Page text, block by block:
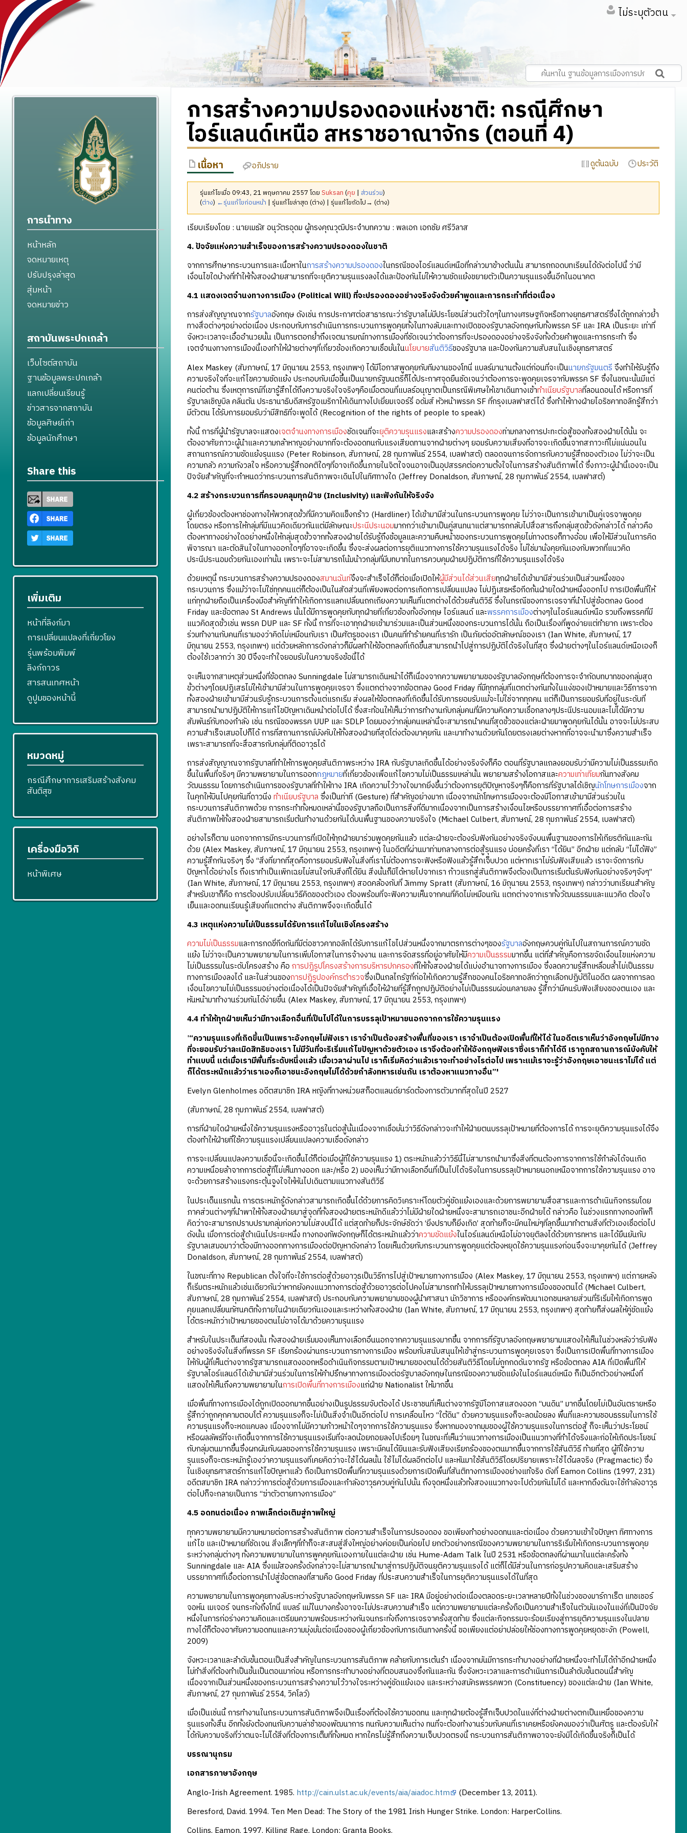
ไม่ระบุตัวตน
การสร้างความปรองดองแห่งชาติ: กรณีศึกษา
ไอร์แลนด์เหนือ สหราชอาณาจักร (ตอนที่ 4)
เนื้อหา อภิปราย ดูต้นฉบับ ประวัติ
รุ่นแก้ไขเมื่อ 09:43, 21 พฤษภาคม 2557 โดยSuksan (คุย | ส่วนร่วม)
(ต่าง) ←รุ่นแก้ไขก่อนหน้า | รุ่นแก้ไขล่าสุด (ต่าง) | รุ่นแก้ไขถัดไป→ (ต่าง)
เรียบเรียงโดย : นายเมธัส อนุวัตรอุดม ผู้ทรงคุณวุฒิประจำบทความ : พลเอก เอกชัย ศรีวิลาส
4. ปัจจัยแห่งความสำเร็จของการสร้างความปรองดองในชาติ
จากการศึกษากระบวนการและเนื้อหาในการสร้างความปรองดองในกรณีของไอร์แลนด์เหนือที่กล่าวมาข้างต้นนั้น สามารถถอดบทเรียนได้ดังต่อไปนี้ ว่ามี
เงื่อนไขใดบ้างที่ทำให้ทั้งสองฝ่ายสามารถที่จะยุติความรุนแรงลงได้และป้องกันไม่ให้ความขัดแย้งขยายตัวเป็นความรุนแรงขึ้นอีกในอนาคต
4.1 แสดงเจตจำนงทางการเมือง (Political Will) ที่จะปรองดองอย่างจริงจังด้วยคำพูดและการกระทำที่ต่อเนื่อง
การส่งสัญญาณจากรัฐบาลอังกฤษ ดังเช่น การประกาศต่อสาธารณะว่ารัฐบาลไม่มีประโยชน์ส่วนตัวใดๆในทางเศรษฐกิจหรือทางยุทธศาสตร์ซึ่งได้ถูกกล่าวย้ำ
ทางสื่อต่างๆอย่างต่อเนื่อง ประกอบกับการดำเนินการกระบวนการพูดคุยทั้งในทางลับและทางเปิดของรัฐบาลอังกฤษกับทั้งพรรค SF และ IRA เป็นระยะ เท่าที่
จังหวะเวลาจะเอื้ออำนวยนั้น เป็นการตอกย้ำถึงเจตนารมณ์ทางการเมืองที่ชัดเจนว่าต้องการที่จะปรองดองอย่างจริงจังทั้งด้วยคำพูดและการกระทำ ซึ่ง
เจตจำนงทางการเมืองนี้เองทำให้ฝ่ายต่างๆที่เกี่ยวข้องเกิดความเชื่อมั่นในนโยบายสันติวิธีของรัฐบาล และป้องกันความสับสนในเชิงยุทธศาสตร์
Alex Maskey (สัมภาษณ์, 17 มิถุนายน 2553, กรุงเทพฯ) ได้มีโอกาสพูดคุยกับทีมงานของโทนี่ แบลร์มานานตั้งแต่ก่อนที่จะเป็นนายกรัฐมนตรี จึงทำให้รับรู้ถึง
ความจริงใจที่จะแก้ไขความขัดแย้ง ประกอบกับเมื่อขึ้นเป็นนายกรัฐมนตรีก็ได้ประกาศจุดยืนชัดเจนว่าต้องการจะพูดคุยเจรจากับพรรค SF ซึ่งในขณะนั้นมีแต่
คนต่อต้าน ซึ่งเหตุการณ์ที่เขารู้สึกได้ถึงความจริงใจจริงๆคือเมื่อตอนที่แบลร์อนุญาตเป็นกรณีพิเศษให้เขาเดินทางเข้าทำเนียบรัฐบาลที่ลอนดอนได้ หรือการที่
รัฐบาลเชิญบิล คลินตัน ประธานาธิบดีสหรัฐอเมริกาให้เดินทางไปเยี่ยมเจอร์รี่ อดัมส์ หัวหน้าพรรค SF ที่กรุงเบลฟาสต์ได้ ซึ่งทำให้ทางฝ่ายไอริชคาทอลิกรู้สึกว่า
มีตัวตน ได้รับการยอมรับว่ามีสิทธิที่จะพูดได้ (Recognition of the rights of people to speak)
ทั้งนี้ การที่ผู้นำรัฐบาลจะแสดงเจตจำนงทางการเมืองชัดเจนที่จะยุติความรุนแรงและสร้างความปรองดองท่ามกลางการปะทะต่อสู้ของทั้งสองฝ่ายได้นั้น จะ
ต้องอาศัยภาวะผู้นำและความกล้าหาญอย่างมากที่จะต้องอดทนกับแรงเสียดทานจากฝ่ายต่างๆ ยอมรับความเสี่ยงที่อาจจะเกิดขึ้นจากสภาวะที่ไม่แน่นอนใน
สถานการณ์ความขัดแย้งรุนแรง (Peter Robinson, สัมภาษณ์, 28 กุมภาพันธ์ 2554, เบลฟาสต์) ตลอดจนการจัดการกับความรู้สึกของตัวเอง ไม่ว่าจะเป็น
ความกลัว ความกังวลใจ หรือความรู้สึกอคติใดๆที่อาจเกิดขึ้นภายในจิตใจจนอาจเป็นอุปสรรคต่อความตั้งใจในการสร้างสันติภาพได้ ซึ่งภาวะผู้นำนี้เองจะเป็น
ปัจจัยสำคัญที่จะกำหนดว่ากระบวนการสันติภาพจะเดินไปในทิศทางใด (Jeffrey Donaldson, สัมภาษณ์, 28 กุมภาพันธ์ 2554, เบลฟาสต์)
4.2 สร้างกระบวนการที่ครอบคลุมทุกฝ่าย (Inclusivity) และฟังกันให้จริงจัง
ผู้เกี่ยวข้องต้องหาช่องทางให้พวกสุดขั้วที่มีความคิดแข็งกร้าว (Hardliner) ได้เข้ามามีส่วนในกระบวนการพูดคุย ไม่ว่าจะเป็นการเข้ามาเป็นคู่เจรจาพูดคุย
โดยตรง หรือการให้กลุ่มที่มีแนวคิดเดียวกันแต่มีลักษณะประนีประนอมมากกว่าเข้ามาเป็นคู่สนทนาแต่สามารถกลับไปสื่อสารถึงกลุ่มสุดขั้วดังกล่าวได้ กล่าวคือ
ต้องหาทางอย่างใดอย่างหนึ่งให้กลุ่มสุดขั้วจากทั้งสองฝ่ายได้รับรู้ถึงข้อมูลและความคืบหน้าของกระบวนการพูดคุยไม่ทางตรงก็ทางอ้อม เพื่อให้มีส่วนในการคิด
พิจารณา และตัดสินใจในทางออกใดๆที่อาจจะเกิดขึ้น ซึ่งจะส่งผลต่อการยุติแนวทางการใช้ความรุนแรงได้จริง ไม่ใช่มานั่งคุยกันเองกับพวกที่แนวคิด
ประนีประนอมด้วยกันเองเท่านั้น เพราะจะไม่สามารถโน้มน้าวกลุ่มที่มีบทบาทในการควบคุมฝ่ายปฏิบัติการที่ใช้ความรุนแรงได้จริง
ด้วยเหตุนี้ กระบวนการสร้างความปรองดองสมานฉันท์จึงจะสำเร็จได้ก็ต่อเมื่อเปิดให้ผู้มีส่วนได้ส่วนเสียทุกฝ่ายได้เข้ามามีส่วนร่วมเป็นส่วนหนึ่งของ
กระบวนการ ซึ่งแม้ว่าจะไม่ใช่ทุกคนแต่ก็ต้องเป็นในสัดส่วนที่เพียงพอต่อการเกิดการเปลี่ยนแปลง ไม่ปฏิเสธหรือกีดกั้นฝ่ายใดฝ่ายหนึ่งออกไป การเปิดพื้นที่ให้
แก่ทุกฝ่ายถือเป็นเครื่องมือสำคัญที่ทำให้เกิดการแลกเปลี่ยนถกเถียงความเห็นที่แตกต่างได้ด้วยสันติวิธี ซึ่งในกรณีของการเจรจาที่นำไปสู่ข้อตกลง Good
Friday และข้อตกลง St Andrews นั้นได้มีการพูดคุยกับทุกฝ่ายที่เกี่ยวข้องทั้งอังกฤษ ไอร์แลนด์ และพรรคการเมืองต่างๆในไอร์แลนด์เหนือ รวมถึงพรรคที่มี
แนวคิดสุดขั้วเช่น พรรค DUP และ SF ทั้งนี้ การที่จะเอาทุกฝ่ายเข้ามาร่วมและเป็นส่วนหนึ่งของกระบวนการได้นั้น ถือเป็นเรื่องที่พูดง่ายแต่ทำยาก เพราะต้อง
ร่วมทำงานกับคนที่เรามองว่าคิดไม่เหมือนกับเรา เป็นศัตรูของเรา เป็นคนที่ทำร้ายคนที่เรารัก เป็นภัยต่ออัตลักษณ์ของเรา (Ian White, สัมภาษณ์, 17
มิถุนายน 2553, กรุงเทพฯ) แต่ด้วยหลักการดังกล่าวก็มีผลทำให้ข้อตกลงที่เกิดขึ้นสามารถนำไปสู่การปฏิบัติได้จริงในที่สุด ซึ่งฝ่ายต่างๆในไอร์แลนด์เหนือเองก็
ต้องใช้เวลากว่า 30 ปีจึงจะทำใจยอมรับในความจริงข้อนี้ได้
จะเห็นจากสาเหตุส่วนหนึ่งที่ข้อตกลง Sunningdale ไม่สามารถเดินหน้าได้ก็เนื่องจากความพยายามของรัฐบาลอังกฤษที่ต้องการจะจำกัดบทบาทของกลุ่มสุด
ขั้วต่างๆโดยปฏิเสธไม่ให้เข้ามามีส่วนในการพูดคุยเจรจา ซึ่งแตกต่างจากข้อตกลง Good Friday ที่มีทุกกลุ่มที่แตกต่างกันทั้งในแง่ของเป้าหมายและวิธีการจาก
ทั้งสองฝ่ายเข้ามามีส่วนรับรู้กระบวนการตั้งแต่แรกเริ่ม ส่งผลให้ข้อตกลงที่เกิดขึ้นได้รับการยอมรับแม้จะไม่ใช่จากทุกคน แต่ก็เป็นการยอมรับที่อยู่ในระดับที่
สามารถนำมาปฏิบัติให้การแก้ไขปัญหาเดินหน้าต่อไปได้ ซึ่งสะท้อนให้เห็นว่าการทำงานกับกลุ่มคนที่มีความคิดความเชื่อกลางๆประนีประนอมและไม่ได้มีความ
สัมพันธ์กับกองกำลัง เช่น กรณีของพรรค UUP และ SDLP โดยมองว่ากลุ่มคนเหล่านี้จะสามารถนำคนที่สุดขั้วของแต่ละฝ่ายมาพูดคุยกันได้นั้น อาจจะไม่ประสบ
ความสำเร็จเสมอไปก็ได้ การที่สถานการณ์บังคับให้ทั้งสองฝ่ายที่สุดโต่งต้องมาคุยกัน และมาทำงานด้วยกันโดยตรงเลยต่างหากที่อาจจะนำมาซึ่งความสำเร็จ
เพราะสามารถที่จะสื่อสารกับกลุ่มที่ติดอาวุธได้
การส่งสัญญาณจากรัฐบาลที่ทำให้การพูดคุยสันติภาพระหว่าง IRA กับรัฐบาลเกิดขึ้นได้อย่างจริงจังก็คือ ตอนที่รัฐบาลแถลงยอมรับว่ามีความไม่เป็นธรรมเกิด
ขึ้นในพื้นที่จริงๆ มีความพยายามในการออกกฎหมายที่เกี่ยวข้องเพื่อแก้ไขความไม่เป็นธรรมเหล่านั้น พยายามสร้างโอกาสและความเท่าเทียมกันทางสังคม
วัฒนธรรม โดยการดำเนินการของรัฐบาลที่ทำให้ทาง IRA เกิดความไว้วางใจมากยิ่งขึ้นว่าต้องการยุติปัญหาจริงๆก็คือการที่รัฐบาลได้เชิญนักโทษการเมืองจาก
ในคุกให้บินไปคุยกันที่ดาวนิ่ง ทำเนียบรัฐบาล ซึ่งเป็นท่าที (Gesture) ที่สำคัญอย่างมาก เนื่องจากนักโทษการเมืองจะต้องมีโอกาสเข้ามามีส่วนร่วมใน
กระบวนการสันติภาพด้วย การกระทำทั้งหมดเหล่านี้ของรัฐบาลถือเป็นการสิ่งที่ดีมากเนื่องจากเป็นการสร้างเงื่อนไขหรือบรรยากาศที่เอื้อต่อการสร้าง
สันติภาพให้ทั้งสองฝ่ายสามารถเริ่มต้นทำงานด้วยกันได้บนพื้นฐานของความจริงใจ (Michael Culbert, สัมภาษณ์, 28 กุมภาพันธ์ 2554, เบลฟาสต์)
อย่างไรก็ตาม นอกจากการมีกระบวนการที่เปิดให้ทุกฝ่ายมาร่วมพูดคุยกันแล้ว แต่ละฝ่ายจะต้องรับฟังกันอย่างจริงจังบนพื้นฐานของการให้เกียรติกันและกัน
ด้วย (Alex Maskey, สัมภาษณ์, 17 มิถุนายน 2553, กรุงเทพฯ) ในอดีตที่ผ่านมาท่ามกลางการต่อสู้รุนแรง บ่อยครั้งที่เรา “ได้ยิน” อีกฝ่าย แต่กลับ “ไม่ได้ฟัง”
ความรู้สึกกันจริงๆ ซึ่ง “สิ่งที่ยากที่สุดคือการยอมรับฟังในสิ่งที่เราไม่ต้องการจะฟังหรือฟังแล้วรู้สึกเจ็บปวด แต่หากเราไม่รับฟังเสียแล้ว เราจะจัดการกับ
ปัญหาได้อย่างไร ถึงเราทำเป็นเพิกเฉยไม่สนใจกับสิ่งที่ได้ยิน สิ่งนั้นก็มิได้หายไปจากเรา ก้าวแรกสู่สันติภาพจึงต้องเป็นการเริ่มต้นรับฟังกันอย่างจริงๆจังๆ”
(Ian White, สัมภาษณ์, 17 มิถุนายน 2553, กรุงเทพฯ) สอดคล้องกับที่ Jimmy Spratt (สัมภาษณ์, 16 มิถุนายน 2553, กรุงเทพฯ) กล่าวว่าบทเรียนสำคัญ
สำหรับเขาก็คือ การต้องปรับเปลี่ยนวิธีคิดของตัวเอง ต้องพร้อมที่จะฟังความเห็นจากคนที่คิดไม่เหมือนกัน แตกต่างจากเราทั้งวัฒนธรรมและแนวคิด ต้องใจ
เย็นและอดทนเรียนรู้เสียงที่แตกต่าง สันติภาพจึงจะเกิดขึ้นได้
4.3 เหตุแห่งความไม่เป็นธรรมได้รับการแก้ไขในเชิงโครงสร้าง
ความไม่เป็นธรรมและการกดขี่กีดกันที่มีต่อชาวคาทอลิกได้รับการแก้ไขไปส่วนหนึ่งจากมาตรการต่างๆของรัฐบาลอังกฤษควบคู่กันไปในสถานการณ์ความขัด
แย้ง ไม่ว่าจะเป็นความพยายามในการเพิ่มโอกาสในการจ้างงาน และการจัดสรรที่อยู่อาศัยให้มีความเป็นธรรมมากขึ้น แต่ที่สำคัญคือการขจัดเงื่อนไขแห่งความ
ไม่เป็นธรรมในระดับโครงสร้าง คือ การปฏิรูปโครงสร้างการบริหารปกครองที่ให้ทั้งสองฝ่ายได้แบ่งอำนาจทางการเมือง ซึ่งลดความรู้สึกเหลื่อมล้ำไม่เป็นธรรม
ทางการเมืองลงได้ และในส่วนของการปฏิรูปองค์กรตำรวจซึ่งเป็นกลไกรัฐที่ก่อให้เกิดความรู้สึกของคนไอริชคาทอลิกว่าถูกเลือกปฏิบัติในอดีต ผลจากการลด
เงื่อนไขความไม่เป็นธรรมอย่างต่อเนื่องได้เป็นปัจจัยสำคัญที่เอื้อให้ฝ่ายที่รู้สึกถูกปฏิบัติอย่างไม่เป็นธรรมผ่อนคลายลง รู้สึกว่ามีคนรับฟังเสียงของตนเอง และ
หันหน้ามาทำงานร่วมกันได้ง่ายขึ้น (Alex Maskey, สัมภาษณ์, 17 มิถุนายน 2553, กรุงเทพฯ)
4.4 ทำให้ทุกฝ่ายเห็นว่ามีทางเลือกอื่นที่เป็นไปได้ในการบรรลุเป้าหมายนอกจากการใช้ความรุนแรง
'“ความรุนแรงที่เกิดขึ้นเป็นเพราะอังกฤษไม่ฟังเรา เราจำเป็นต้องสร้างพื้นที่ของเรา เราจำเป็นต้องเปิดพื้นที่ให้ได้ ในอดีตเราเห็นว่าอังกฤษไม่มีทาง
ที่จะยอมรับว่าละเมิดสิทธิของเรา ไม่มีวันที่จะริเริ่มแก้ไขปัญหาด้วยตัวเอง เราจึงต้องทำให้อังกฤษฟังเราซึ่งเราก็ทำได้ดี เราถูกสถานการณ์บังคับให้
ทำแบบนี้ แต่เมื่อเรามีพื้นที่ระดับหนึ่งแล้ว เมื่อเวลาผ่านไป เราก็เริ่มคิดว่าแล้วเราจะทำอย่างไรต่อไป เพราะแม้เราจะรู้ว่าอังกฤษเอาชนะเราไม่ได้ แต่
ก็ได้ตระหนักแล้วว่าเราเองก็เอาชนะอังกฤษไม่ได้ด้วยกำลังทหารเช่นกัน เราต้องหาแนวทางอื่น”'
Evelyn Glenholmes อดีตสมาชิก IRA หญิงที่ทางหน่วยสก็อตแลนด์ยาร์ดต้องการตัวมากที่สุดในปี 2527
(สัมภาษณ์, 28 กุมภาพันธ์ 2554, เบลฟาสต์)
การที่ฝ่ายใดฝ่ายหนึ่งใช้ความรุนแรงหรืออาวุธในต่อสู้นั้นเนื่องจากเชื่อมั่นว่าวิธีดังกล่าวจะทำให้ฝ่ายตนบรรลุเป้าหมายที่ต้องการได้ การจะยุติความรุนแรงได้จึง
ต้องทำให้ฝ่ายที่ใช้ความรุนแรงเปลี่ยนแปลงความเชื่อดังกล่าว
การจะเปลี่ยนแปลงความเชื่อนี้จะเกิดขึ้นได้ก็ต่อเมื่อผู้ที่ใช้ความรุนแรง 1) ตระหนักแล้วว่าวิธีนี้ไม่สามารถนำมาซึ่งสิ่งที่ตนต้องการจากการใช้กำลังได้จนเกิด
ความเหนื่อยล้าจากการต่อสู้ที่ไม่เห็นทางออก และ/หรือ 2) มองเห็นว่ามีทางเลือกอื่นที่เป็นไปได้จริงในการบรรลุเป้าหมายนอกเหนือจากการใช้ความรุนแรง อาจ
จะด้วยการสร้างแรงกระตุ้นจูงใจให้หันไปเดินตามแนวทางสันติวิธี
ในประเด็นแรกนั้น การตระหนักรู้ดังกล่าวสามารถเกิดขึ้นได้ด้วยการคิดวิเคราะห์โดยตัวคู่ขัดแย้งเองและด้วยการพยายามสื่อสารและการดำเนินกิจกรรมโดย
ภาคส่วนต่างๆที่นำพาให้ทั้งสองฝ่ายมาสู่จุดที่ทั้งสองฝ่ายตระหนักดีแล้วว่าไม่มีฝ่ายใดฝ่ายหนึ่งจะสามารถเอาชนะอีกฝ่ายได้ กล่าวคือ ในช่วงแรกทางกองทัพก็
คิดว่าจะสามารถปราบปรามกลุ่มก่อความไม่สงบนี้ได้ แต่สุดท้ายก็ประจักษ์ชัดว่า ‘ยิ่งปราบก็ยิ่งเกิด’ สุดท้ายก็จะมีคนใหม่ๆที่ลุกขึ้นมาทำตามสิ่งที่ตัวเองเชื่อต่อไป
ดังนั้น เมื่อการต่อสู้ดำเนินไประยะหนึ่ง ทางกองทัพอังกฤษก็ได้ตระหนักแล้วว่าความขัดแย้งในไอร์แลนด์เหนือไม่อาจยุติลงได้ด้วยการทหาร และได้ยืนยันกับ
รัฐบาลเสมอมาว่าต้องมีทางออกทางการเมืองต่อปัญหาดังกล่าว โดยเห็นด้วยกับกระบวนการพูดคุยแต่ต้องหยุดใช้ความรุนแรงก่อนจึงจะมาคุยกันได้ (Jeffrey
Donaldson, สัมภาษณ์, 28 กุมภาพันธ์ 2554, เบลฟาสต์)
ในขณะที่ทาง Republican ตั้งใจที่จะใช้การต่อสู้ด้วยอาวุธเป็นวิธีการไปสู่เป้าหมายทางการเมือง (Alex Maskey, 17 มิถุนายน 2553, กรุงเทพฯ) แต่ภายหลัง
ก็เริ่มตระหนักแล้วเช่นเดียวกันว่าหากยังคงแนวทางการต่อสู้ด้วยอาวุธต่อไปคงไม่สามารถทำให้บรรลุเป้าหมายทางการเมืองของตนได้ (Michael Culbert,
สัมภาษณ์, 28 กุมภาพันธ์ 2554, เบลฟาสต์) ประกอบกับความพยายามของผู้นำศาสนา นักวิชาการ หรือองค์กรพัฒนาเอกชนหลายส่วนที่ริเริ่มให้เกิดการพูด
คุยแลกเปลี่ยนทัศนคติทั้งภายในฝ่ายเดียวกันเองและระหว่างทั้งสองฝ่าย (Ian White, สัมภาษณ์, 17 มิถุนายน 2553, กรุงเทพฯ) สุดท้ายก็ส่งผลให้คู่ขัดแย้ง
ได้ตระหนักว่าเป้าหมายของตนไม่อาจได้มาด้วยความรุนแรง
สำหรับในประเด็นที่สองนั้น ทั้งสองฝ่ายเรี่มมองเห็นทางเลือกอื่นนอกจากความรุนแรงมากขึ้น จากการที่รัฐบาลอังกฤษพยายามแสดงให้เห็นในช่วงหลังว่ารับฟัง
อย่างจริงจังในสิ่งที่พรรค SF เรียกร้องผ่านกระบวนการทางการเมือง พร้อมกับสนับสนุนให้เข้าสู่กระบวนการพูดคุยเจรจา ซึ่งเป็นการเปิดพื้นที่ทางการเมือง
ให้กับผู้ที่เห็นต่างจากรัฐสามารถแสดงออกหรือดำเนินกิจกรรมตามเป้าหมายของตนได้ด้วยสันติวิธีโดยไม่ถูกกดดันจากรัฐ หรือข้อตกลง AIA ที่เปิดพื้นที่ให้
รัฐบาลไอร์แลนด์ได้เข้ามามีส่วนร่วมในการให้คำปรึกษาทางการเมืองต่อรัฐบาลอังกฤษในกรณีของความขัดแย้งในไอร์แลนด์เหนือ ก็เป็นอีกตัวอย่างหนึ่งที่
แสดงให้เห็นถึงความพยายามในการเปิดพื้นที่ทางการเมืองแก่ฝ่าย Nationalist ให้มากขึ้น
เมื่อพื้นที่ทางการเมืองได้ถูกเปิดออกมากขึ้นอย่างเป็นรูปธรรมจับต้องได้ ประชาชนที่เห็นต่างจากรัฐมีโอกาสแสดงออก “บนดิน” มากขึ้นโดยไม่เป็นอันตรายหรือ
รู้สึกว่าถูกคุกคามตอบโต้ ความรุนแรงก็จะไม่เป็นสิ่งจำเป็นอีกต่อไป การเคลื่อนไหว “ใต้ดิน” ด้วยความรุนแรงก็จะลดน้อยลง พื้นที่และความชอบธรรมในการใช้
ความรุนแรงก็จะหดแคบลง เนื่องจากไม่มีความก้าวหน้าใดๆจากการใช้ความรุนแรง ซึ่งหากมองจากมุมของผู้ใช้ความรุนแรงในการต่อสู้ ก็จะเห็นว่าประโยชน์
หรือผลลัพธ์ที่จะเกิดขึ้นจากการใช้ความรุนแรงเริ่มที่จะลดน้อยถอยลงไปเรื่อยๆ ในขณะที่เห็นว่าแนวทางการเมืองเป็นแนวทางที่ทำได้จริงและก่อให้เกิดประโยชน์
กับกลุ่มตนมากขึ้นซึ่งผกผันกับผลของการใช้ความรุนแรง เพราะมีคนได้ยินและรับฟังเสียงเรียกร้องของตนมากขึ้นจากการใช้สันติวิธี ท้ายที่สุด ผู้ที่ใช้ความ
รุนแรงก็จะตระหนักรู้เองว่าความรุนแรงที่เคยคิดว่าจะใช้ได้ผลนั้น ใช้ไม่ได้ผลอีกต่อไป และหันมาใช้สันติวิธีโดยปริยายเพราะใช้ได้ผลจริง (Pragmactic) ซึ่ง
ในเชิงยุทธศาสตร์การแก้ไขปัญหาแล้ว ถือเป็นการปิดพื้นที่ความรุนแรงด้วยการเปิดพื้นที่สันติทางการเมืองอย่างแท้จริง ดังที่ Eamon Collins (1997, 231)
อดีตสมาชิก IRA กล่าวว่าการต่อสู้ด้วยการเมืองและกำลังอาวุธควบคู่กันไปนั้น ถึงจุดหนึ่งแล้วทั้งสองแนวทางจะไปด้วยกันไม่ได้ และหากดึงดันจะใช้กำลังอาวุธ
ต่อไปก็จะกลายเป็นการ “ฆ่าตัวตายทางการเมือง”
4.5 อดทนต่อเนื่อง ภาพเล็กต่อเติมสู่ภาพใหญ่
ทุกความพยายามมีความหมายต่อการสร้างสันติภาพ ต่อความสำเร็จในการปรองดอง ขอเพียงทำอย่างอดทนและต่อเนื่อง ด้วยความเข้าใจปัญหา ทิศทางการ
แก้ไข และเป้าหมายที่ชัดเจน สิ่งเล็กๆที่ทำก็จะสะสมสู่สิ่งใหญ่อย่างค่อยเป็นค่อยไป ยกตัวอย่างกรณีของความพยายามในการริเริ่มให้เกิดกระบวนการพูดคุย
ระหว่างกลุ่มต่างๆ ทั้งความพยายามในการพูคคุยกันเองภายในแต่ละฝ่าย เช่น Hume-Adam Talk ในปี 2531 หรือข้อตกลงที่ผ่านมาในแต่ละครั้งทั้ง
Sunningdale และ AIA ซึ่งแม้สองครั้งดังกล่าวจะไม่สามารถนำมาสู่การปฏิบัติจนยุติความรุนแรงได้ แต่ก็ได้มีส่วนในการก่อรูปความคิดและเสริมสร้าง
บรรยากาศที่เอื้อต่อการนำไปสู่ข้อตกลงที่สามคือ Good Friday ที่ประสบความสำเร็จในการยุติความรุนแรงได้ในที่สุด
ความพยายามในการพูดคุยทางลับระหว่างรัฐบาลอังกฤษกับพรรค SF และ IRA มีอยู่อย่างต่อเนื่องตลอดระยะเวลาหลายปีทั้งในช่วงของมาร์กาเร็ต แทชเชอร์
จอห์น เมเจอร์ จนกระทั่งถึงโทนี่ แบลร์ แม้ในบางครั้งอาจจะไม่ประสบความสำเร็จ แต่ความพยายามแต่ละครั้งถือเป็นความสำเร็จในตัวมันเองในแง่ที่เป็นปัจจัย
หนึ่งในการก่อร่างความคิดและเตรียมความพร้อมระหว่างกันจนกระทั่งถึงการเจรจาครั้งสุดท้าย ซึ่งแต่ละกิจกรรมจะร้อยเรียงสู่การยุติความรุนแรงในปลาย
ทางได้ก็ต้องอาศัยความอดทนและความมุ่งมั่นต่อเนื่องของผู้เกี่ยวข้องกับการเดินทางครั้งนี้ ขอเพียงแต่อย่าปล่อยให้ช่องทางการพูดคุยหยุดชะงัก (Powell,
2009)
จังหวะเวลาและลำดับขั้นตอนเป็นสิ่งสำคัญในกระบวนการสันติภาพ คล้ายกับการเต้นรำ เนื่องจากมันมีการกระทำบางอย่างที่ฝ่ายหนึ่งจะทำไม่ได้ถ้าอีกฝ่ายหนึ่ง
ไม่ทำสิ่งที่ต้องทำเป็นขั้นเป็นตอนมาก่อน หรือการกระทำบางอย่างที่ตอบสนองซึ่งกันและกัน ซึ่งจังหวะเวลาและการดำเนินการเป็นลำดับขั้นตอนนี้สำคัญ
เนื่องจากเป็นส่วนหนึ่งของกระบวนการสร้างความไว้วางใจระหว่างคู่ขัดแย้งเอง และระหว่างสมัครพรรคพวก (Constituency) ของแต่ละฝ่าย (Ian White,
สัมภาษณ์, 27 กุมภาพันธ์ 2554, วิคโลว์)
เมื่อเป็นเช่นนี้ การทำงานในกระบวนการสันติภาพจึงเป็นเรื่องที่ต้องใช้ความอดทน และทุกฝ่ายต้องรู้สึกเจ็บปวดในแง่ที่ต่างฝ่ายต่างตกเป็นเหยื่อของความ
รุนแรงทั้งสิ้น อีกทั้งยังต้องทนกับความล่าช้าของพัฒนาการ ทนกับความเห็นต่าง ทนที่จะต้องทำงานร่วมกับคนที่เราเคยหรือยังคงมองว่าเป็นศัตรู และต้องรับให้
ได้กับความจริงที่ว่าตนจะไม่ได้สิ่งที่ต้องการเต็มที่ทั้งหมด หากใครไม่รู้สึกถึงความเจ็บปวดตรงนี้ กระบวนการสันติภาพอาจจะยังมิได้เกิดขึ้นจริงก็เป็นได้
บรรณานุกรม
เอกสารภาษาอังกฤษ
Anglo-Irish Agreement. 1985. http://cain.ulst.ac.uk/events/aia/aiadoc.htm
(December 13, 2011).
Beresford, David. 1994. Ten Men Dead: The Story of the 1981 Irish Hunger Strike. London: HarperCollins.
การนำทาง
หน้าหลัก
จดหมายเหตุ
ปรับปรุงล่าสุด
สุ่มหน้า
จดหมายข่าว
สถาบันพระปกเกล้า
เว็บไซต์สถาบัน
ฐานข้อมูลพระปกเกล้า
แลกเปลี่ยนเรียนรู้
ข่าวสารจากสถาบัน
ข้อมูลศิษย์เก่า
ข้อมูลนักศึกษา
Share this
เพิ่มเติม
หน้าที่ลิงก์มา
การเปลี่ยนแปลงที่เกี่ยวโยง
รุ่นพร้อมพิมพ์
ลิงก์ถาวร
สารสนเทศหน้า
ดูปูมของหน้านี้
หมวดหมู่
กรณีศึกษาการเสริมสร้างสังคม
สันติสุข
เครื่องมือวิกิ
หน้าพิเศษ